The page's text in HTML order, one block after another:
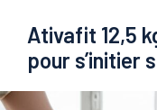
Ativafit 12,5
pour s’initier